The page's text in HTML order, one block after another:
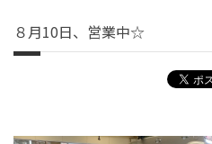
８月10日、営業中☆